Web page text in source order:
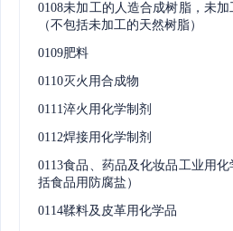
0108未加工的人造合成树脂，未
（不包括未加工的天然树脂）
0109肥料
0110灭火用合成物
0111淬火用化学制剂
0112焊接用化学制剂
0113食品、药品及化妆品工业用
括食品用防腐盐）
0114鞣料及皮革用化学品